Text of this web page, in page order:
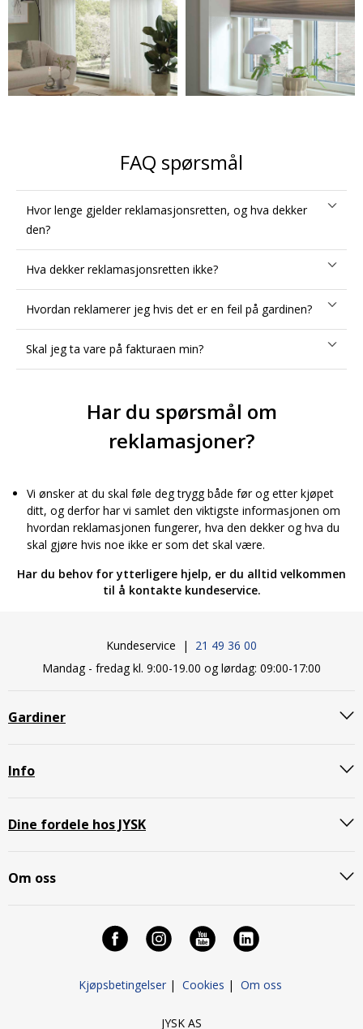
Har du spørsmål om
reklamasjoner?
Vi ønsker at du skal føle deg trygg både før og etter kjøpet
ditt, og derfor har vi samlet den viktigste informasjonen om
hvordan reklamasjonen fungerer, hva den dekker og hva du
skal gjøre hvis noe ikke er som det skal være.
Har du behov for ytterligere hjelp, er du alltid velkommen
til å kontakte kundeservice.
FAQ spørsmål
Hvor lenge gjelder reklamasjonsretten, og hva dekker
den?
Hva dekker reklamasjonsretten ikke?
Hvordan reklamerer jeg hvis det er en feil på gardinen?
Skal jeg ta vare på fakturaen min?
Kundeservice | 21 49 36 00
Mandag - fredag kl. 9:00-19.00 og lørdag: 09:00-17:00
Gardiner
Info
Dine fordele hos JYSK
Om oss
Kjøpsbetingelser| Cookies | Om oss
JYSK AS